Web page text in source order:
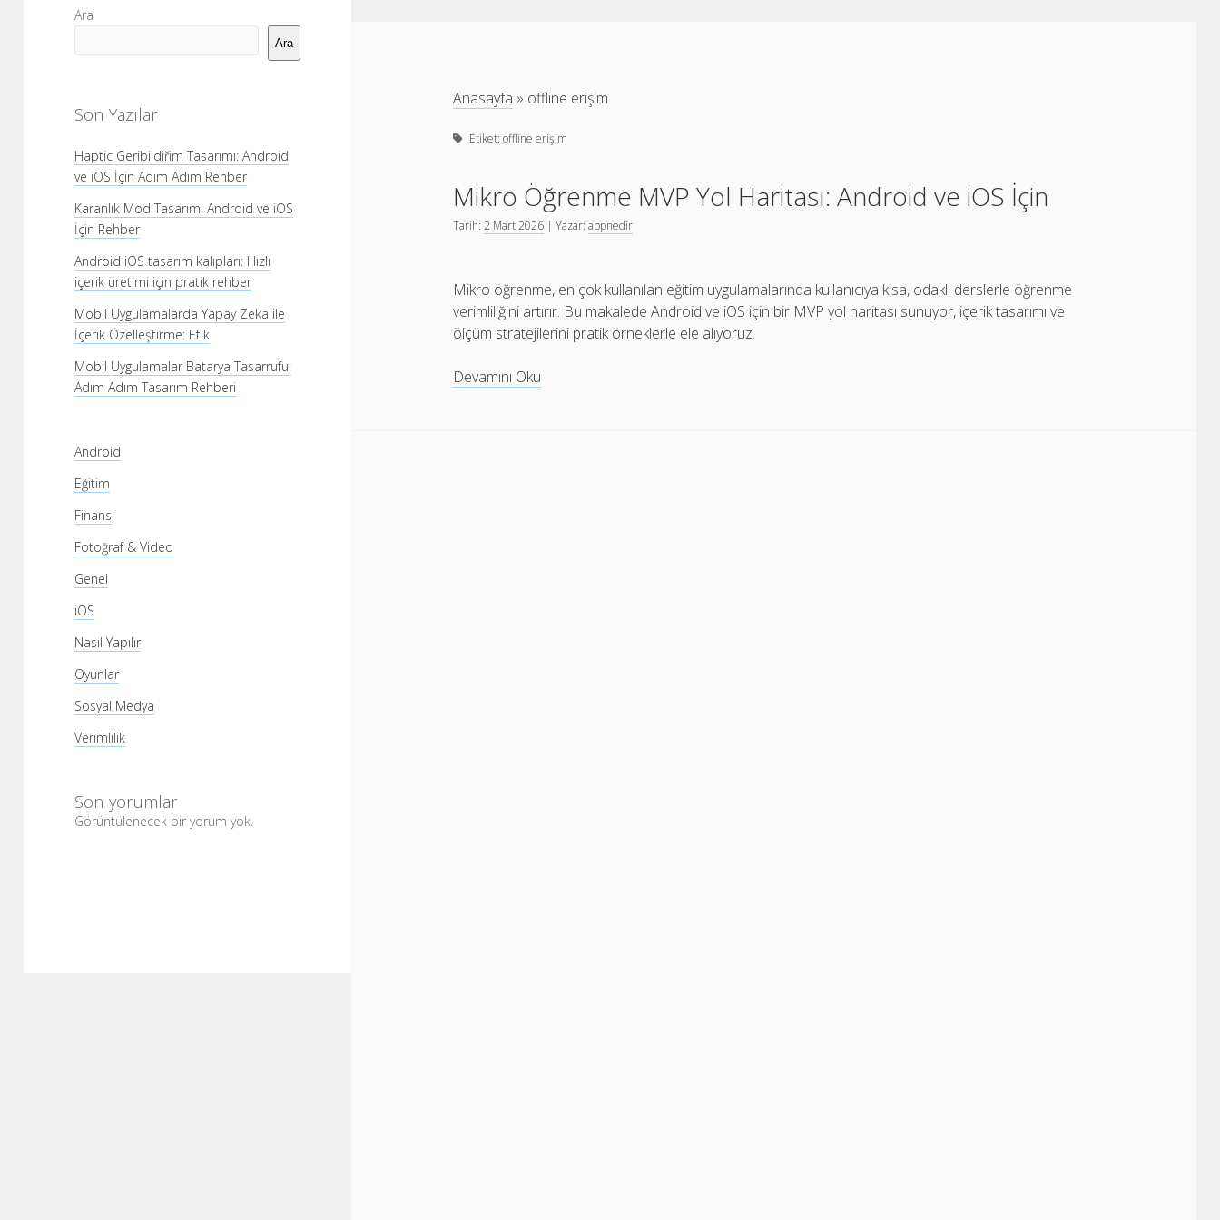
Yan
Menü
Ara
Ara
Son Yazılar
Haptic Geribildiřim Tasarımı: Android
ve iOS İçin Adım Adım Rehber
Karanlık Mod Tasarım: Android ve iOS
İçin Rehber
Android iOS tasarım kalıpları: Hızlı
içerik üretimi için pratik rehber
Mobil Uygulamalarda Yapay Zeka ile
İçerik Özelleştirme: Etik
Mobil Uygulamalar Batarya Tasarrufu:
Adım Adım Tasarım Rehberi
Android
Eğitim
Finans
Fotoğraf & Video
Genel
iOS
Nasıl Yapılır
Oyunlar
Sosyal Medya
Verimlilik
Son yorumlar
Görüntülenecek bir yorum yok.
Anasayfa » offline erişim
Etiket:offline erişim
Mikro Öğrenme MVP Yol Haritası: Android ve iOS İçin
Tarih:2 Mart 2026 | Yazar:appnedir
Mikro öğrenme, en çok kullanılan eğitim uygulamalarında kullanıcıya kısa, odaklı derslerle öğrenme
verimliliğini artırır. Bu makalede Android ve iOS için bir MVP yol haritası sunuyor, içerik tasarımı ve
ölçüm stratejilerini pratik örneklerle ele alıyoruz.
Devamını Oku